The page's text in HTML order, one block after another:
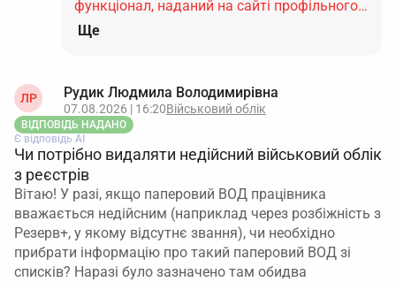
функціонал, наданий на сайті профільного…
Ще
ЛР Рудик Людмила Володимирівна
07.08.2026 | 16:20Військовий облік
ВІДПОВІДЬ НАДАНО
Є відповідь АІ
Чи потрібно видаляти недійсний військовий облік
з реєстрів
Вітаю! У разі, якщо паперовий ВОД працівника
вважається недійсним (наприклад через розбіжність з
Резерв+, у якому відсутнє звання), чи необхідно
прибрати інформацію про такий паперовий ВОД зі
списків? Наразі було зазначено там обидва